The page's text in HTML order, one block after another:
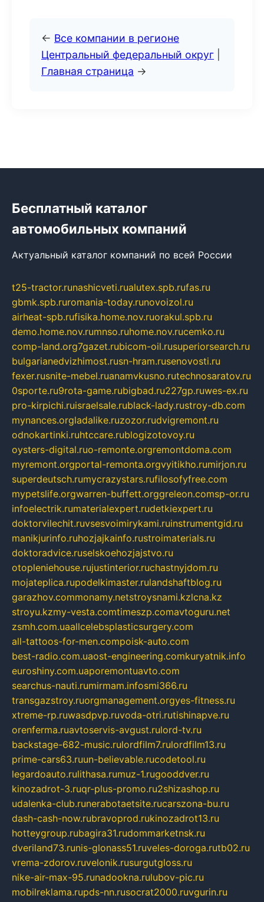
← Все компании в регионе
Центральный федеральный округ
Главная страница →
Бесплатный каталог
автомобильных компаний
Актуальный каталог компаний по всей России
t25-tractor.runashicveti.rualutex.spb.rufas.ru
gbmk.spb.ruromania-today.runovoizol.ru
airheat-spb.rufisika.home.nov.ruorakul.spb.ru
demo.home.nov.rumnso.ruhome.nov.rucemko.ru
comp-land.org7gazet.rubicom-oil.rusuperiorsearch.ru
bulgarianedvizhimost.rusn-hram.rusenovosti.ru
fexer.rusnite-mebel.ruanamvkusno.rutechnosaratov.ru
0sporte.ru9rota-game.rubigbad.ru227gp.ruwes-ex.ru
pro-kirpichi.ruisraelsale.rublack-lady.rustroy-db.com
mynances.orgladalike.ruzozor.rudvigremont.ru
odnokartinki.ruhtccare.rublogizotovoy.ru
oysters-digital.ruo-remonte.orgremontdoma.com
myremont.orgportal-remonta.orgvyitikho.rumirjon.ru
superdeutsch.rumycrazystars.rufilosofyfree.com
mypetslife.orgwarren-buffett.orggreleon.comsp-or.ru
infoelectrik.rumaterialexpert.rudetkiexpert.ru
doktorvilechit.ruvsesvoimirykami.ruinstrumentgid.ru
manikjurinfo.ruhozjajkainfo.rustroimaterials.ru
doktoradvice.ruselskoehozjajstvo.ru
otopleniehouse.rujustinterior.ruchastnyjdom.ru
mojateplica.rupodelkimaster.rulandshaftblog.ru
garazhov.commonamy.netstroysnami.kzlcna.kz
stroyu.kzmy-vesta.comtimeszp.comavtoguru.net
zsmh.com.uaallcelebsplasticsurgery.com
all-tattoos-for-men.compoisk-auto.com
best-radio.com.uaost-engineering.comkuryatnik.info
euroshiny.com.uaporemontuavto.com
searchus-nauti.rumirmam.infosmi366.ru
transgazstroy.ruorgmanagement.orgyes-fitness.ru
xtreme-rp.ruwasdpvp.ruvoda-otri.rutishinapve.ru
orenferma.ruavtoservis-avgust.rulord-tv.ru
backstage-682-music.rulordfilm7.rulordfilm13.ru
prime-cars63.ruun-believable.rucodetool.ru
legardoauto.rulithasa.rumuz-1.rugooddver.ru
kinozadrot-3.ruqr-plus-promo.ru2shizashop.ru
udalenka-club.runerabotaetsite.rucarszona-bu.ru
dash-cash-now.rubravoprod.rukinozadrot13.ru
hotteygroup.rubagira31.rudommarketnsk.ru
dveriland73.runis-glonass51.ruveles-doroga.rutb02.ru
vrema-zdorov.ruvelonik.rusurgutgloss.ru
nike-air-max-95.runadookna.rulubov-pic.ru
mobilreklama.rupds-nn.rusocrat2000.ruvgurin.ru